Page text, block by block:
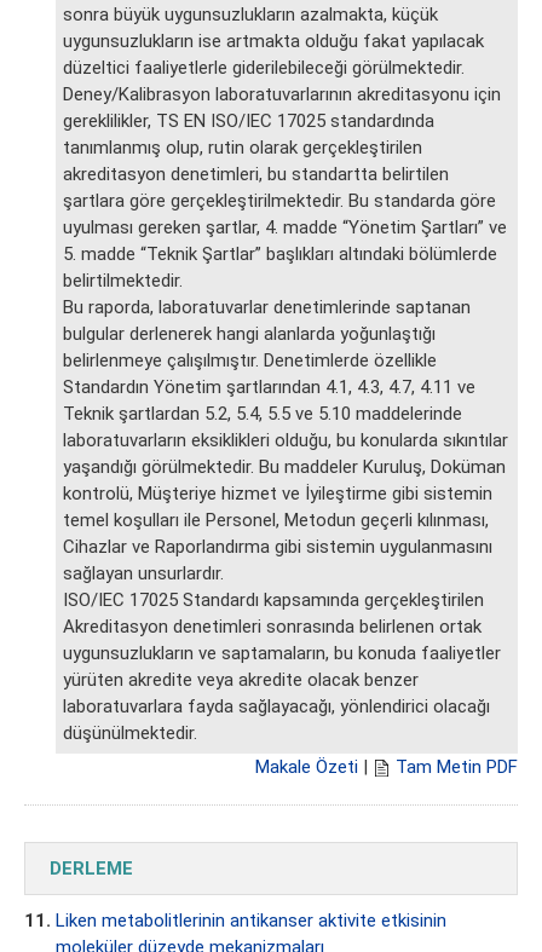
sonra büyük uygunsuzlukların azalmakta, küçük
uygunsuzlukların ise artmakta olduğu fakat yapılacak
düzeltici faaliyetlerle giderilebileceği görülmektedir.
Deney/Kalibrasyon laboratuvarlarının akreditasyonu için
gereklilikler, TS EN ISO/IEC 17025 standardında
tanımlanmış olup, rutin olarak gerçekleştirilen
akreditasyon denetimleri, bu standartta belirtilen
şartlara göre gerçekleştirilmektedir. Bu standarda göre
uyulması gereken şartlar, 4. madde “Yönetim Şartları” ve
5. madde “Teknik Şartlar” başlıkları altındaki bölümlerde
belirtilmektedir.
Bu raporda, laboratuvarlar denetimlerinde saptanan
bulgular derlenerek hangi alanlarda yoğunlaştığı
belirlenmeye çalışılmıştır. Denetimlerde özellikle
Standardın Yönetim şartlarından 4.1, 4.3, 4.7, 4.11 ve
Teknik şartlardan 5.2, 5.4, 5.5 ve 5.10 maddelerinde
laboratuvarların eksiklikleri olduğu, bu konularda sıkıntılar
yaşandığı görülmektedir. Bu maddeler Kuruluş, Doküman
kontrolü, Müşteriye hizmet ve İyileştirme gibi sistemin
temel koşulları ile Personel, Metodun geçerli kılınması,
Cihazlar ve Raporlandırma gibi sistemin uygulanmasını
sağlayan unsurlardır.
ISO/IEC 17025 Standardı kapsamında gerçekleştirilen
Akreditasyon denetimleri sonrasında belirlenen ortak
uygunsuzlukların ve saptamaların, bu konuda faaliyetler
yürüten akredite veya akredite olacak benzer
laboratuvarlara fayda sağlayacağı, yönlendirici olacağı
düşünülmektedir.
Makale Özeti | Tam Metin PDF
DERLEME
11. Liken metabolitlerinin antikanser aktivite etkisinin
moleküler düzeyde mekanizmaları